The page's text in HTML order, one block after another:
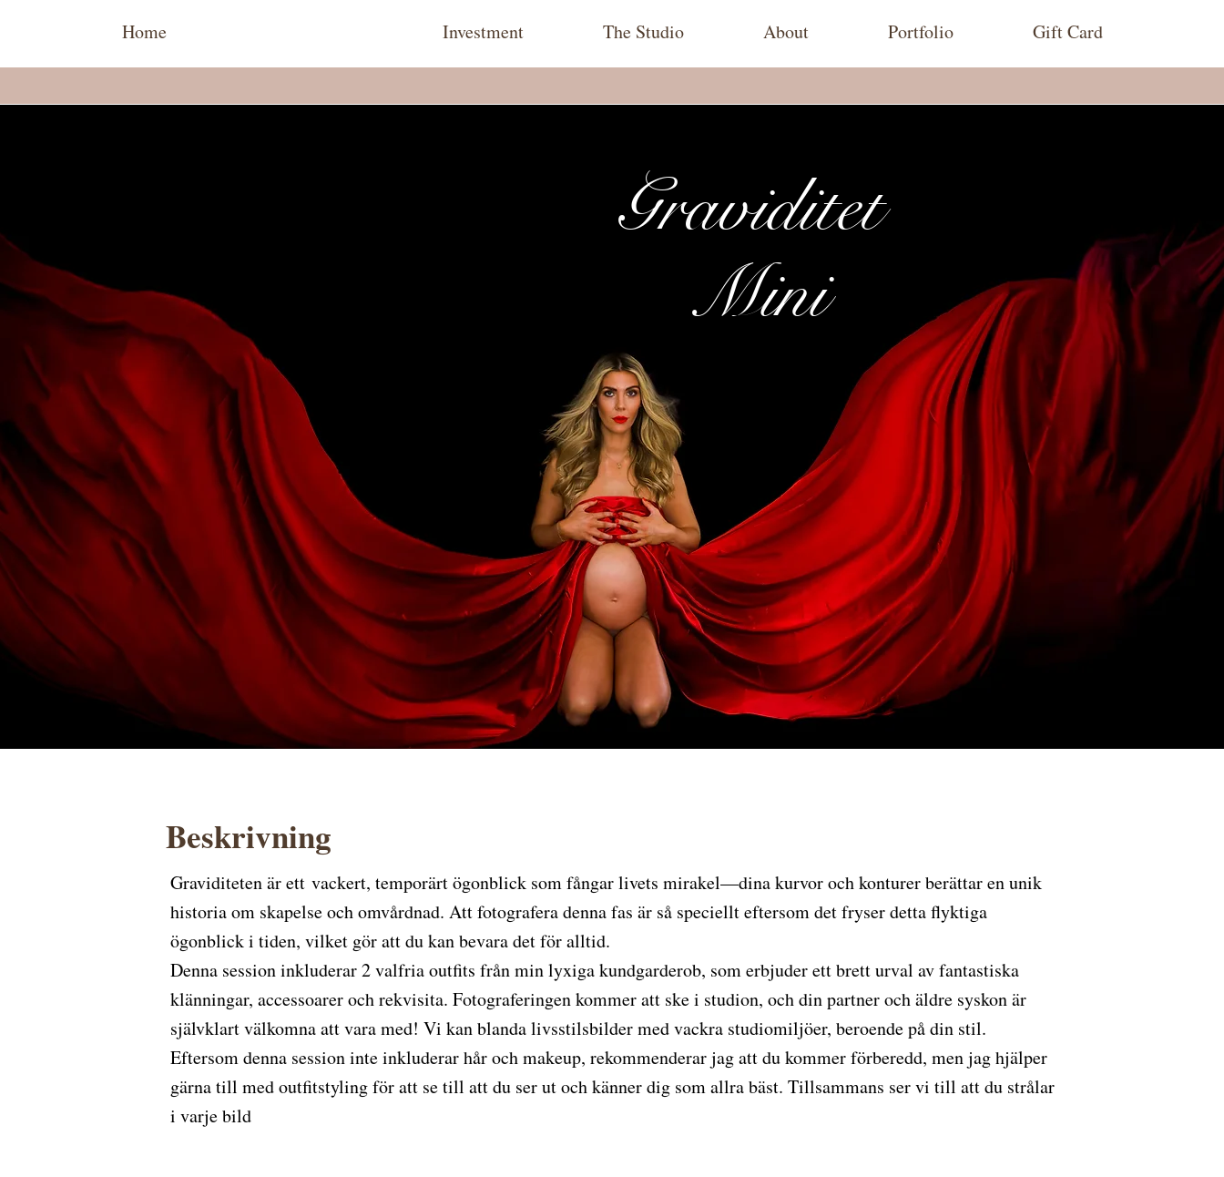
Home Investment The Studio About Portfolio Gift Card
Graviditet
Mini
Beskrivning
Graviditeten är ett vackert, temporärt ögonblick som fångar livets mirakel—dina kurvor och konturer berättar en unik
historia om skapelse och omvårdnad. Att fotografera denna fas är så speciellt eftersom det fryser detta flyktiga
ögonblick i tiden, vilket gör att du kan bevara det för alltid.
Denna session inkluderar 2 valfria outfits från min lyxiga kundgarderob, som erbjuder ett brett urval av fantastiska
klänningar, accessoarer och rekvisita. Fotograferingen kommer att ske i studion, och din partner och äldre syskon är
självklart välkomna att vara med! Vi kan blanda livsstilsbilder med vackra studiomiljöer, beroende på din stil.
Eftersom denna session inte inkluderar hår och makeup, rekommenderar jag att du kommer förberedd, men jag hjälper
gärna till med outfitstyling för att se till att du ser ut och känner dig som allra bäst. Tillsammans ser vi till att du strålar
i varje bild